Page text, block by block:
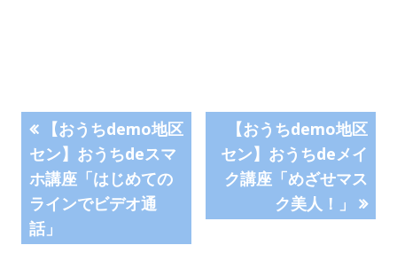
ド
ウ
で
開
投
稿
ナ
ビ
前
の
記
事:
【おうちdemo地区
セン】おうちdeスマ
ホ講座「はじめての
ラインでビデオ通
話」
次
の
記
【おうちdemo地区
セン】おうちdeメイ
ク講座「めざせマス
ク美人！」